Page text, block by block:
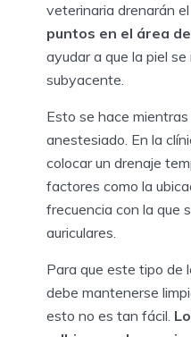
veterinaria drenarán
puntos en el área
ayudar a que la piel
subyacente.
Esto se hace
anestesiado. En la
colocar un drenaje
factores como la
frecuencia con la que
auriculares.
Para que este tipo de
debe mantenerse
esto no es tan fácil.